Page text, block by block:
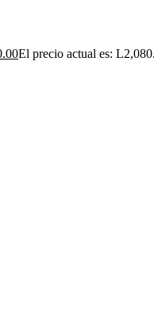
El precio actual es: